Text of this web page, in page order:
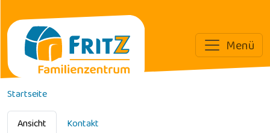
Direkt zum Inhalt
Menü
Startseite
Primäre Reiter
Ansicht Kontakt